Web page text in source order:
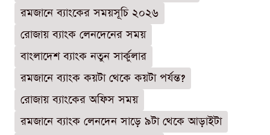
রমজানে ব্যাংকের সময়সূচি ২০২৬
রোজায় ব্যাংক লেনদেনের সময়
বাংলাদেশ ব্যাংক নতুন সার্কুলার
রমজানে ব্যাংক কয়টা থেকে কয়টা পর্যন্ত?
রোজায় ব্যাংকের অফিস সময়
রমজানে ব্যাংক লেনদেন সাড়ে ৯টা থেকে আড়াইটা